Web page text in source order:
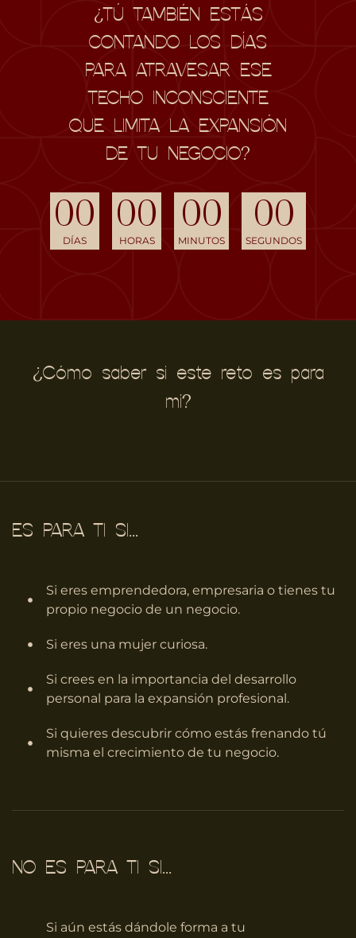
¿TÚ TAMBIÉN ESTÁS
CONTANDO LOS DÍAS
PARA ATRAVESAR ESE
TECHO INCONSCIENTE
QUE LIMITA LA EXPANSIÓN
DE TU NEGOCIO?
00
DÍAS
00
HORAS
00
MINUTOS
00
SEGUNDOS
¿Cómo saber si este reto es para
mí?
ES PARA TI SI...
Si eres emprendedora, empresaria o tienes tu
propio negocio de un negocio.
Si eres una mujer curiosa.
Si crees en la importancia del desarrollo
personal para la expansión profesional.
Si quieres descubrir cómo estás frenando tú
misma el crecimiento de tu negocio.
NO ES PARA TI SI...
Si aún estás dándole forma a tu